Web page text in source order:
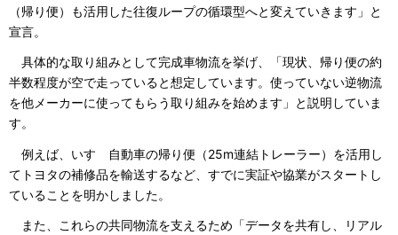
（帰り便）も活用した往復ループの循環型へと変えていきます」と
宣言。
具体的な取り組みとして完成車物流を挙げ、「現状、帰り便の約
半数程度が空で走っていると想定しています。使っていない逆物流
を他メーカーに使ってもらう取り組みを始めます」と説明していま
す。
例えば、いすゞ自動車の帰り便（25m連結トレーラー）を活用し
てトヨタの補修品を輸送するなど、すでに実証や協業がスタートし
ていることを明かしました。
また、これらの共同物流を支えるため「データを共有し、リアル